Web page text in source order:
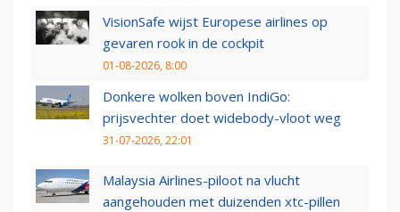
VisionSafe wijst Europese airlines op
gevaren rook in de cockpit
01-08-2026, 8:00
Donkere wolken boven IndiGo:
prijsvechter doet widebody-vloot weg
31-07-2026, 22:01
Malaysia Airlines-piloot na vlucht
aangehouden met duizenden xtc-pillen